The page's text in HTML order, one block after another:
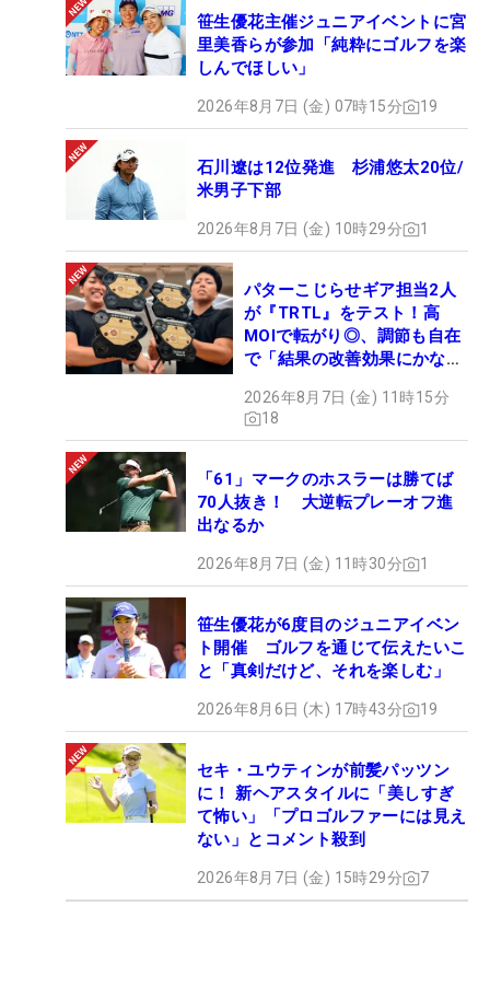
笹生優花主催ジュニアイベントに宮
里美香らが参加「純粋にゴルフを楽
しんでほしい」
2026年8月7日 (金) 07時15分 19
石川遼は12位発進 杉浦悠太20位/
米男子下部
2026年8月7日 (金) 10時29分 1
パターこじらせギア担当2人
が『TRTL』をテスト！高
MOIで転がり◎、調節も自在
で「結果の改善効果にかなり
2026年8月7日 (金) 11時15分
18
「61」マークのホスラーは勝てば
70人抜き！ 大逆転プレーオフ進
出なるか
2026年8月7日 (金) 11時30分 1
笹生優花が6度目のジュニアイベン
ト開催 ゴルフを通じて伝えたいこ
と「真剣だけど、それを楽しむ」
2026年8月6日 (木) 17時43分 19
セキ・ユウティンが前髪パッツン
に！ 新ヘアスタイルに「美しすぎ
て怖い」「プロゴルファーには見え
ない」とコメント殺到
2026年8月7日 (金) 15時29分 7